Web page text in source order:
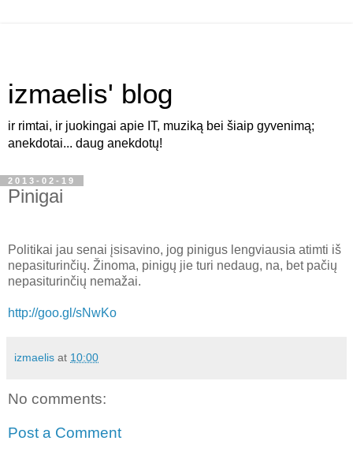
izmaelis' blog
ir rimtai, ir juokingai apie IT, muziką bei šiaip gyvenimą;
anekdotai... daug anekdotų!
2013-02-19
Pinigai
Politikai jau senai įsisavino, jog pinigus lengviausia atimti iš
nepasiturinčių. Žinoma, pinigų jie turi nedaug, na, bet pačių
nepasiturinčių nemažai.
http://goo.gl/sNwKo
izmaelis at 10:00
No comments:
Post a Comment